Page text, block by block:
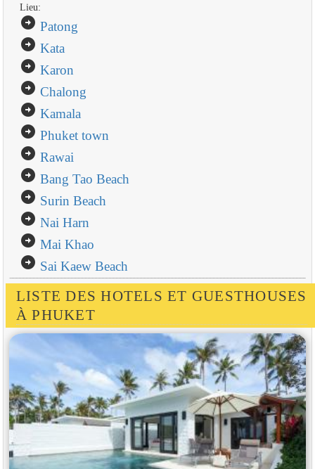
Lieu:
arrow_circle_right Patong
arrow_circle_right Kata
arrow_circle_right Karon
arrow_circle_right Chalong
arrow_circle_right Kamala
arrow_circle_right Phuket town
arrow_circle_right Rawai
arrow_circle_right Bang Tao Beach
arrow_circle_right Surin Beach
arrow_circle_right Nai Harn
arrow_circle_right Mai Khao
arrow_circle_right Sai Kaew Beach
LISTE DES HOTELS ET GUESTHOUSES
À PHUKET